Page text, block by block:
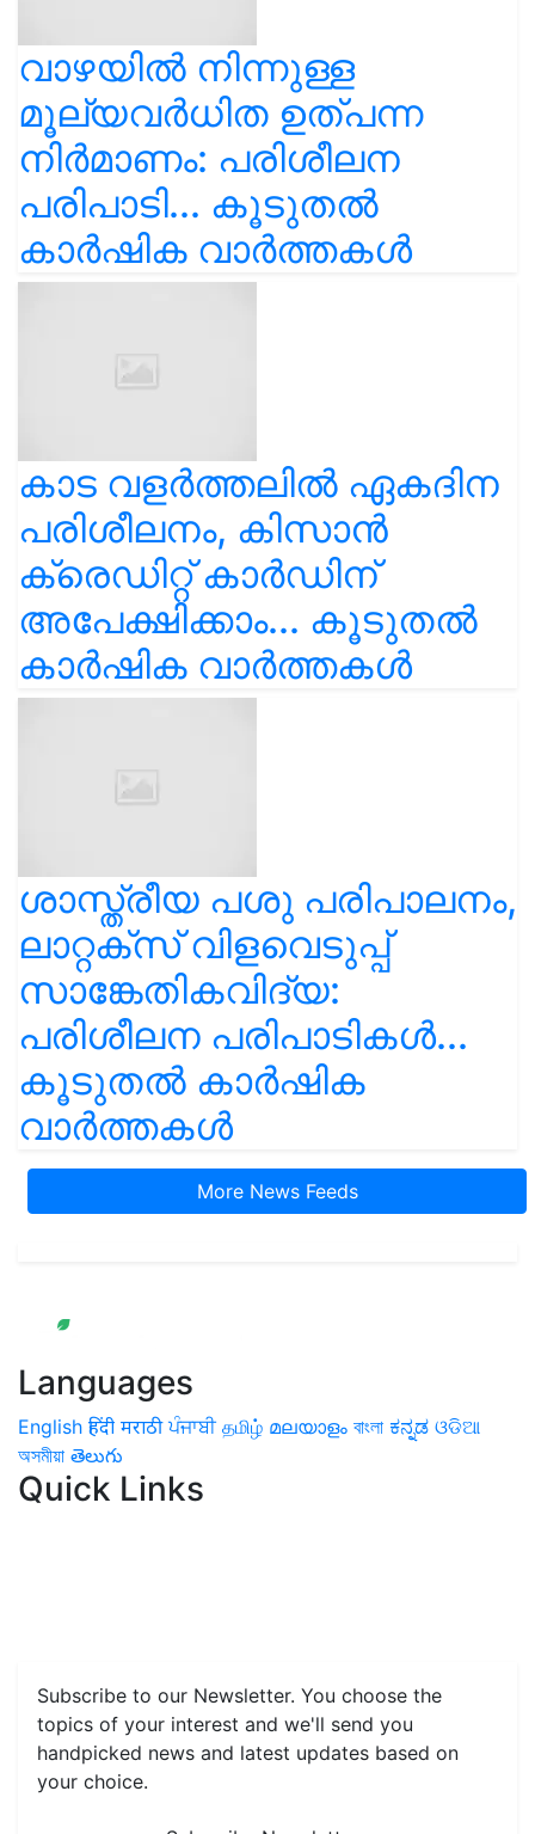
വാഴയിൽ നിന്നുള്ള
മൂല്യവർധിത ഉത്പന്ന
നിർമാണം: പരിശീലന
പരിപാടി... കൂടുതൽ
കാർഷിക വാർത്തകൾ
കാട വളര്‍ത്തലിൽ ഏകദിന
പരിശീലനം, കിസാൻ
ക്രെഡിറ്റ് കാർഡിന്
അപേക്ഷിക്കാം... കൂടുതൽ
കാർഷിക വാർത്തകൾ
ശാസ്ത്രീയ പശു പരിപാലനം,
ലാറ്റക്സ് വിളവെടുപ്പ്
സാങ്കേതികവിദ്യ:
പരിശീലന പരിപാടികൾ...
കൂടുതൽ കാർഷിക
വാർത്തകൾ
More News Feeds
Languages
English हिंदी मराठी ਪੰਜਾਬੀ தமிழ் മലയാളം বাংলা ಕನ್ನಡ ଓଡିଆ
অসমীয়া తెలుగు
Quick Links
Subscribe to our Newsletter. You choose the
topics of your interest and we'll send you
handpicked news and latest updates based on
your choice.